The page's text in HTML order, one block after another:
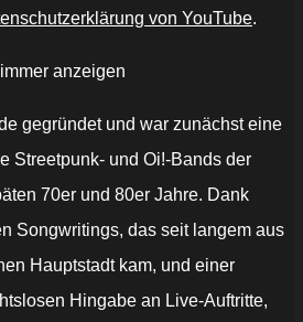
von YouTube.
anzeigen
gegründet und war zunächst eine
Streetpunk- und Oi!-Bands der
70er und 80er Jahre. Dank
Songwritings, das seit langem aus
Hauptstadt kam, und einer
Hingabe an Live-Auftritte,